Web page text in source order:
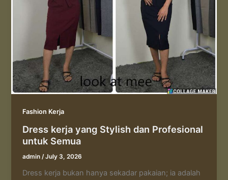
Fashion Kerja
Dress kerja yang Stylish dan Profesional
untuk Semua
admin /July 3, 2026
Dress kerja bukan hanya sekadar pakaian; ia adalah